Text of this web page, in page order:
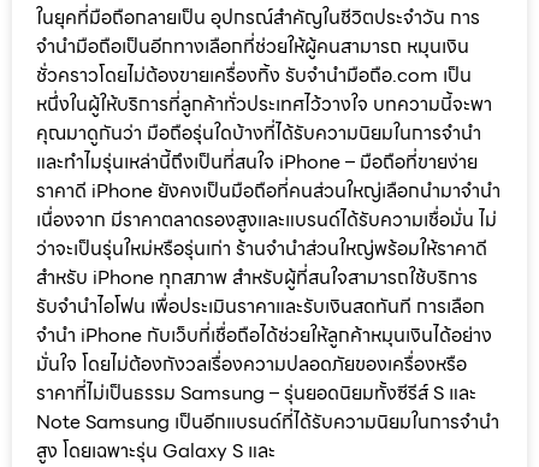
ในยุคที่มือถือกลายเป็น อุปกรณ์สำคัญในชีวิตประจำวัน การ
จำนำมือถือเป็นอีกทางเลือกที่ช่วยให้ผู้คนสามารถ หมุนเงิน
ชั่วคราวโดยไม่ต้องขายเครื่องทิ้ง รับจำนำมือถือ.com เป็น
หนึ่งในผู้ให้บริการที่ลูกค้าทั่วประเทศไว้วางใจ บทความนี้จะพา
คุณมาดูกันว่า มือถือรุ่นใดบ้างที่ได้รับความนิยมในการจำนำ
และทำไมรุ่นเหล่านี้ถึงเป็นที่สนใจ iPhone – มือถือที่ขายง่าย
ราคาดี iPhone ยังคงเป็นมือถือที่คนส่วนใหญ่เลือกนำมาจำนำ
เนื่องจาก มีราคาตลาดรองสูงและแบรนด์ได้รับความเชื่อมั่น ไม่
ว่าจะเป็นรุ่นใหม่หรือรุ่นเก่า ร้านจำนำส่วนใหญ่พร้อมให้ราคาดี
สำหรับ iPhone ทุกสภาพ สำหรับผู้ที่สนใจสามารถใช้บริการ
รับจำนำไอโฟน เพื่อประเมินราคาและรับเงินสดทันที การเลือก
จำนำ iPhone กับเว็บที่เชื่อถือได้ช่วยให้ลูกค้าหมุนเงินได้อย่าง
มั่นใจ โดยไม่ต้องกังวลเรื่องความปลอดภัยของเครื่องหรือ
ราคาที่ไม่เป็นธรรม Samsung – รุ่นยอดนิยมทั้งซีรีส์ S และ
Note Samsung เป็นอีกแบรนด์ที่ได้รับความนิยมในการจำนำ
สูง โดยเฉพาะรุ่น Galaxy S และ